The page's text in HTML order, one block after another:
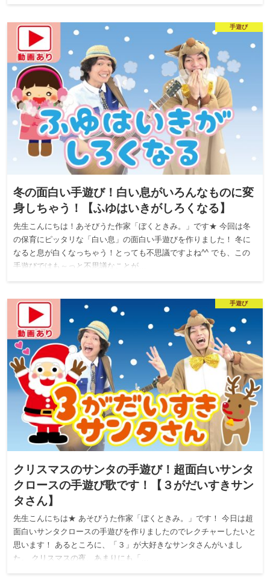
手遊び
冬の面白い手遊び！白い息がいろんなものに変
身しちゃう！【ふゆはいきがしろくなる】
先生こんにちは！あそびうた作家「ぼくときみ。」です★ 今回は冬
の保育にピッタリな「白い息」の面白い手遊びを作りました！ 冬に
なると息が白くなっちゃう！とっても不思議ですよね^^ でも、この
手遊びではも～っと不思議なことが…
手遊び
クリスマスのサンタの手遊び！超面白いサンタ
クロースの手遊び歌です！【３がだいすきサン
タさん】
先生こんにちは★ あそびうた作家「ぼくときみ。」です！ 今日は超
面白いサンタクロースの手遊びを作りましたのでレクチャーしたいと
思います！ あるところに、「３」が大好きなサンタさんがいまし
た。 クリスマスの夜、あまりにも「…